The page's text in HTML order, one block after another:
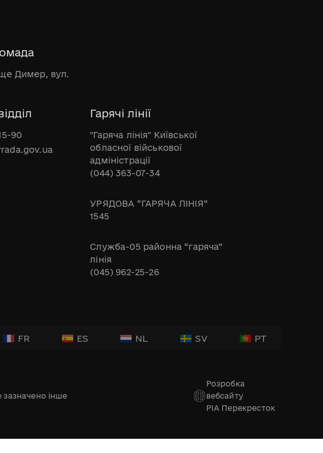
Димер, вул.
90
Гарячі лінії
"Гаряча лінія" Київської
обласної військової
адміністрації
(044) 363-07-34
УРЯДОВА “ГАРЯЧА ЛІНІЯ”
1545
Служба-05 районна “гаряча”
лінія
(045) 962-25-26
FR ES NL SV PT
зазначено інше
Розробка
вебсайту
РІА Перекресток